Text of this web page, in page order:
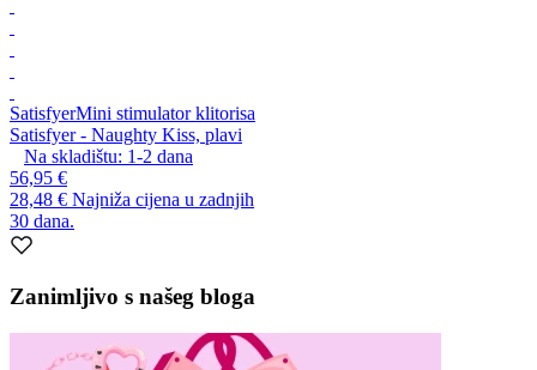
SatisfyerMini stimulator klitorisa
Satisfyer - Naughty Kiss, plavi
Na skladištu: 1-2 dana
56,95 €
28,48 € Najniža cijena u zadnjih
30 dana.
Zanimljivo s našeg bloga